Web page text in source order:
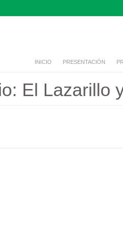
INICIO PRESENTACIÓN
El Lazarillo